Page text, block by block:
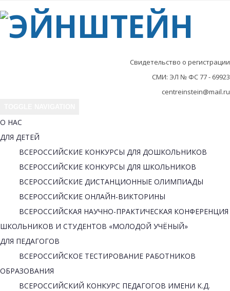
Свидетельство о регистрации
СМИ: ЭЛ № ФС 77 - 69923
centreinstein@mail.ru
О НАС
ДЛЯ ДЕТЕЙ
ВСЕРОССИЙСКИЕ КОНКУРСЫ ДЛЯ ДОШКОЛЬНИКОВ
ВСЕРОССИЙСКИЕ КОНКУРСЫ ДЛЯ ШКОЛЬНИКОВ
ВСЕРОССИЙСКИЕ ДИСТАНЦИОННЫЕ ОЛИМПИАДЫ
ВСЕРОССИЙСКИЕ ОНЛАЙН-ВИКТОРИНЫ
ВСЕРОССИЙСКАЯ НАУЧНО-ПРАКТИЧЕСКАЯ КОНФЕРЕНЦИЯ
ШКОЛЬНИКОВ И СТУДЕНТОВ «МОЛОДОЙ УЧЁНЫЙ»
ДЛЯ ПЕДАГОГОВ
ВСЕРОССИЙСКОЕ ТЕСТИРОВАНИЕ РАБОТНИКОВ
ОБРАЗОВАНИЯ
ВСЕРОССИЙСКИЙ КОНКУРС ПЕДАГОГОВ ИМЕНИ К.Д.